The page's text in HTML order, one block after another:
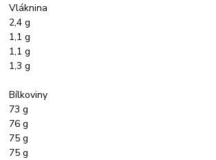
Vláknina
2,4 g
1,1 g
1,1 g
1,3 g
Bílkoviny
73 g
76 g
75 g
75 g